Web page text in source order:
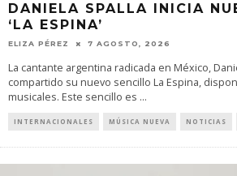
DANIELA SPALLA INICIA
‘LA ESPINA’
ELIZA PÉREZ 7 AGOSTO, 2026
La cantante argentina radicada en México,
compartido su nuevo sencillo La Espina,
musicales. Este sencillo es ...
INTERNACIONALES MÚSICA NUEVA NOTICIAS